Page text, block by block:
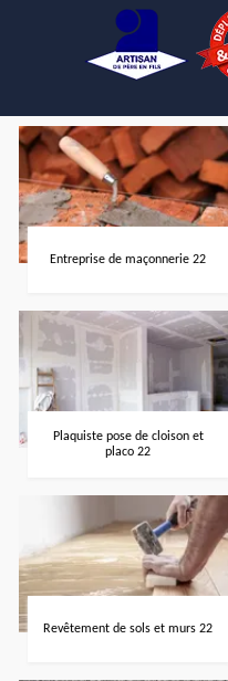
Entreprise de maçonnerie 22
Plaquiste pose de cloison et
placo 22
Revêtement de sols et murs 22